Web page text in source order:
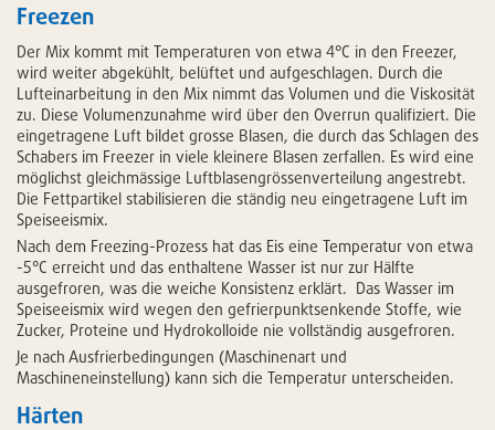
Freezen
Der Mix kommt mit Temperaturen von etwa 4°C in den Freezer,
wird weiter abgekühlt, belüftet und aufgeschlagen. Durch die
Lufteinarbeitung in den Mix nimmt das Volumen und die Viskosität
zu. Diese Volumenzunahme wird über den Overrun qualifiziert. Die
eingetragene Luft bildet grosse Blasen, die durch das Schlagen des
Schabers im Freezer in viele kleinere Blasen zerfallen. Es wird eine
möglichst gleichmässige Luftblasengrössenverteilung angestrebt.
Die Fettpartikel stabilisieren die ständig neu eingetragene Luft im
Speiseeismix.
Nach dem Freezing-Prozess hat das Eis eine Temperatur von etwa
-5°C erreicht und das enthaltene Wasser ist nur zur Hälfte
ausgefroren, was die weiche Konsistenz erklärt. Das Wasser im
Speiseeismix wird wegen den gefrierpunktsenkende Stoffe, wie
Zucker, Proteine und Hydrokolloide nie vollständig ausgefroren.
Je nach Ausfrierbedingungen (Maschinenart und
Maschineneinstellung) kann sich die Temperatur unterscheiden.
Härten